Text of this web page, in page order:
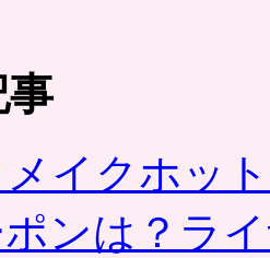
事
イクホッ
ンは？ラ